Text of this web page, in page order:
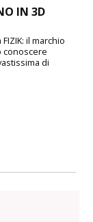
IN 3D
il marchio
conoscere
di